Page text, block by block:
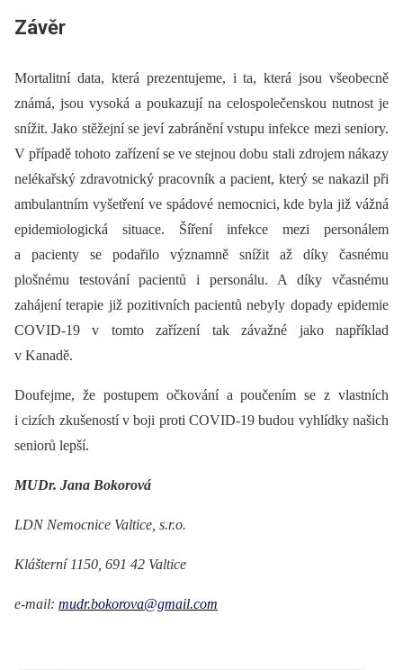
Závěr
Mortalitní data, která prezentujeme, i ta, která jsou všeobecně
známá, jsou vysoká a poukazují na celospolečenskou nutnost je
snížit. Jako stěžejní se jeví zabránění vstupu infekce mezi seniory.
V případě tohoto zařízení se ve stejnou dobu stali zdrojem nákazy
nelékařský zdravotnický pracovník a pacient, který se nakazil při
ambulantním vyšetření ve spádové nemocnici, kde byla již vážná
epidemiologická situace. Šíření infekce mezi personálem
a pacienty se podařilo významně snížit až díky časnému
plošnému testování pacientů i personálu. A díky včasnému
zahájení terapie již pozitivních pacientů nebyly dopady epidemie
COVID-19 v tomto zařízení tak závažné jako například
v Kanadě.
Doufejme, že postupem očkování a poučením se z vlastních
i cizích zkušeností v boji proti COVID-19 budou vyhlídky našich
seniorů lepší.
MUDr. Jana Bokorová
LDN Nemocnice Valtice, s.r.o.
Klášterní 1150, 691 42 Valtice
e-mail: mudr.bokorova@gmail.com